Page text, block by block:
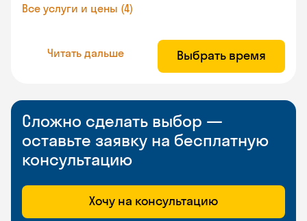
Все услуги и цены (4)
Читать дальше Выбрать время
Сложно сделать выбор —
оставьте заявку на бесплатную
консультацию
Хочу на консультацию